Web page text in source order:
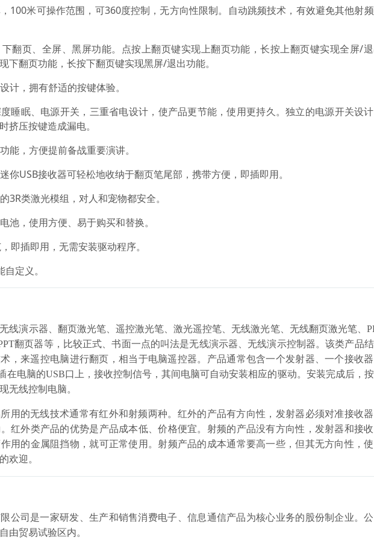
100米可操作范围，可360度控制，无方向性限制。自动跳频技术，有效避免其他射
翻页、全屏、黑屏功能。点按上翻页键实现上翻页功能，长按上翻页键实现全屏/
下翻页功能，长按下翻页键实现黑屏/退出功能。
计，拥有舒适的按键体验。
睡眠、电源开关，三重省电设计，使产品更节能，使用更持久。独立的电源开关设
挤压按键造成漏电。
能，方便提前备战重要演讲。
你USB接收器可轻松地收纳于翻页笔尾部，携带方便，即插即用。
3R类激光模组，对人和宠物都安全。
池，使用方便、易于购买和替换。
即插即用，无需安装驱动程序。
定义。
线演示器、翻页激光笔、遥控激光笔、激光遥控笔、无线激光笔、无线翻页激光笔、
翻页器等，比较正式、书面一点的叫法是无线演示器、无线演示控制器。该类产品
，来遥控电脑进行翻页，相当于电脑遥控器。产品通常包含一个发射器、一个接收
在电脑的USB口上，接收控制信号，其间电脑可自动安装相应的驱动。安装完成后，
无线控制电脑。
用的无线技术通常有红外和射频两种。红外的产品有方向性，发射器必须对准接收
红外类产品的优势是产品成本低、价格便宜。射频的产品没有方向性，发射器和接
用的金属阻挡物，就可正常使用。射频产品的成本通常要高一些，但其无方向性，
欢迎。
限公司是一家研发、生产和销售消费电子、信息通信产品为核心业务的股份制企业。
由贸易试验区内。